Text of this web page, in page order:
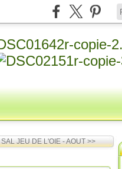
SAL JEU DE L'OIE - AOUT >>